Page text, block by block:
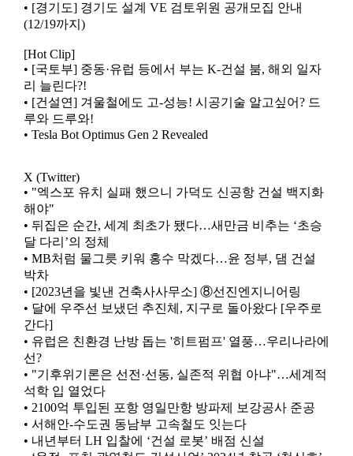
• [경기도] 경기도 설계 VE 검토위원 공개모집 안내
(12/19까지)
[Hot Clip]
• [국토부] 중동·유럽 등에서 부는 K-건설 붐, 해외 일자
리 늘린다?!
• [건설연] 겨울철에도 고-성능! 시공기술 알고싶어? 드
루와 드루와!
• Tesla Bot Optimus Gen 2 Revealed
X (Twitter)
• "엑스포 유치 실패 했으니 가덕도 신공항 건설 백지화
해야"
• 뒤집은 순간, 세계 최초가 됐다…새만금 비추는 ‘초승
달 다리’의 정체
• MB처럼 물그릇 키워 홍수 막겠다…윤 정부, 댐 건설
박차
• [2023년을 빛낸 건축사사무소] ⑧선진엔지니어링
• 달에 우주선 보냈던 추진체, 지구로 돌아왔다 [우주로
간다]
• 유럽은 친환경 난방 돕는 '히트펌프' 열풍…우리나라에
선?
• "기후위기론은 선전·선동, 실존적 위협 아냐"…세계적
석학 입 열었다
• 2100억 투입된 포항 영일만항 방파제 보강공사 준공
• 서해안-수도권 동남부 고속철도 잇는다
• 내년부터 LH 입찰에 ‘건설 로봇’ 배점 신설